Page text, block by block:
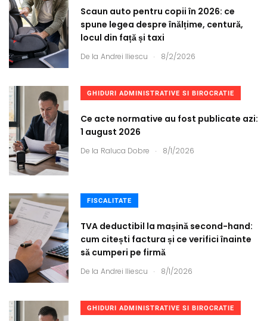
Scaun auto pentru copii în 2026: ce
spune legea despre înălțime, centură,
locul din față și taxi
De la Andrei Iliescu . 8/2/2026
GHIDURI ADMINISTRATIVE SI BIROCRATIE
Ce acte normative au fost publicate azi:
1 august 2026
De la Raluca Dobre . 8/1/2026
FISCALITATE
TVA deductibil la mașină second-hand:
cum citești factura și ce verifici înainte
să cumperi pe firmă
De la Andrei Iliescu . 8/1/2026
GHIDURI ADMINISTRATIVE SI BIROCRATIE